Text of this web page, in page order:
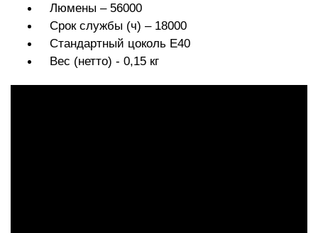
Люмены – 56000
Срок службы (ч) – 18000
Стандартный цоколь E40
Вес (нетто) - 0,15 кг